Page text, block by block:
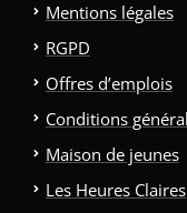
Mentions légales
RGPD
Offres d’emplois
Conditions
Maison de jeunes
Les Heures Claires